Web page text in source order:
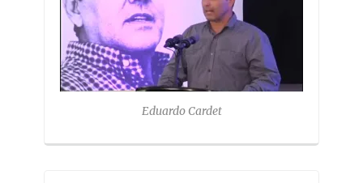
Eduardo Cardet